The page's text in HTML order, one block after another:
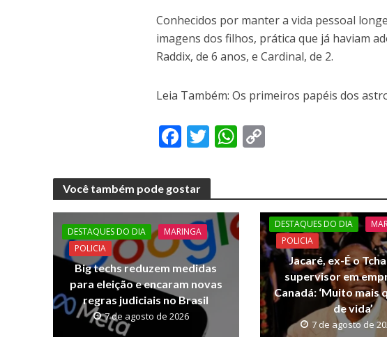
Conhecidos por manter a vida pessoal
imagens dos filhos, prática que já haviam
Raddix, de 6 anos, e Cardinal, de 2.
Leia Também: Os primeiros papéis dos
F
e
b
o
o
k
T
itt
er
W
s
A
p
y
Li
n
k
Você também pode gostar
DESTAQUES DO DIA
MARINGA
POLICIA
Big techs reduzem medidas
para eleição e encaram novas
regras judiciais no Brasil
7 de agosto de 2026
DESTAQUES DO DIA
POLICIA
Jacaré, ex-É o
supervisor em
Canadá: ‘Muito mais
de vida’
7 de agosto de